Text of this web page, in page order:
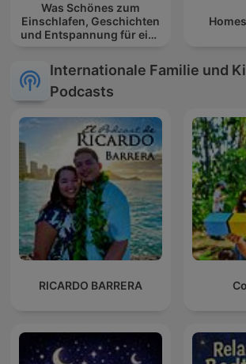
Was Schönes zum
Einschlafen, Geschichten
und Entspannung für eine
Internationale Familie und
Podcasts
RICARDO BARRERA